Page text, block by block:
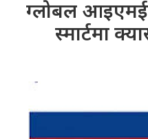
ग्लोबल
स्मार्टमा